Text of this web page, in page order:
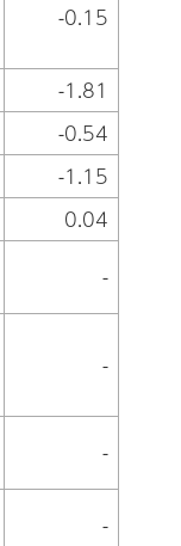
-0.15
-1.81
-0.54
-1.15
0.04
-
-
-
-